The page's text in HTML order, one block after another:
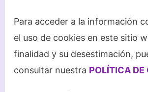
Para acceder a la información
el uso de cookies en este sitio
finalidad y su desestimación,
consultar nuestra POLÍTICA DE